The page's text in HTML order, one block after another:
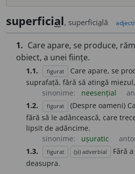
superficial, superficială
1. Care apare, se produce,
obiect, a unei ființe.
1.1. figurat
Care apare, se
suprafață, fără să atingă
sinonime:
neesențial
1.2.
figurat
(Despre oameni)
fără să le adâncească, care
lipsit de adâncime.
sinonime:
ușuratic
1.3.
figurat (și) adverbial
Fără
deasupra.